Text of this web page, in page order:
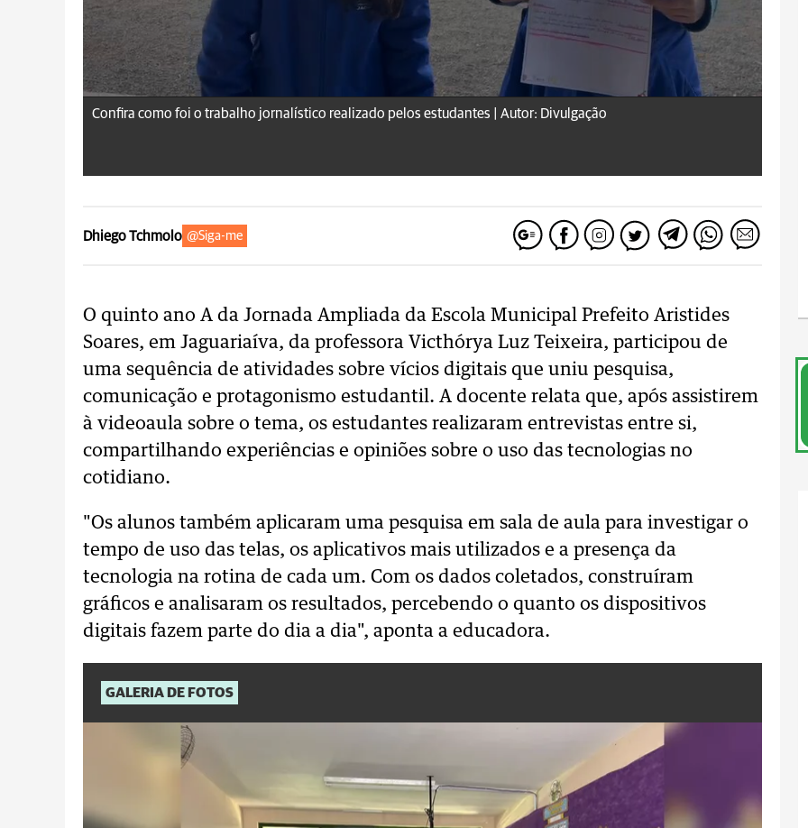
Confira como foi o trabalho jornalístico realizado pelos estudantes | Autor: Divulgação
Dhiego Tchmolo @Siga-me
O quinto ano A da Jornada Ampliada da Escola Municipal Prefeito Aristides
Soares, em Jaguariaíva, da professora Victhórya Luz Teixeira, participou de
uma sequência de atividades sobre vícios digitais que uniu pesquisa,
comunicação e protagonismo estudantil. A docente relata que, após assistirem
à videoaula sobre o tema, os estudantes realizaram entrevistas entre si,
compartilhando experiências e opiniões sobre o uso das tecnologias no
cotidiano.
"Os alunos também aplicaram uma pesquisa em sala de aula para investigar o
tempo de uso das telas, os aplicativos mais utilizados e a presença da
tecnologia na rotina de cada um. Com os dados coletados, construíram
gráficos e analisaram os resultados, percebendo o quanto os dispositivos
digitais fazem parte do dia a dia", aponta a educadora.
GALERIA DE FOTOS